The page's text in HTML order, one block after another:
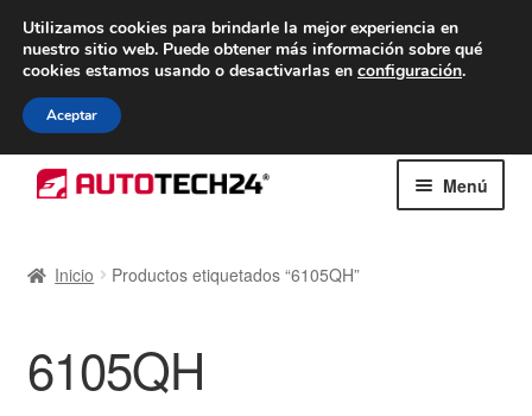
ENTREGA desde 7 EUR
De lunes a viernes de 9 a. m. a 4 p. m.
navegación
al
Menú
Carro
Inicio Productos etiquetados “6105QH”
6105QH
Utilizamos cookies para brindarle la mejor experiencia en
nuestro sitio web. Puede obtener más información sobre qué
cookies estamos usando o desactivarlas en configuración.
Aceptar